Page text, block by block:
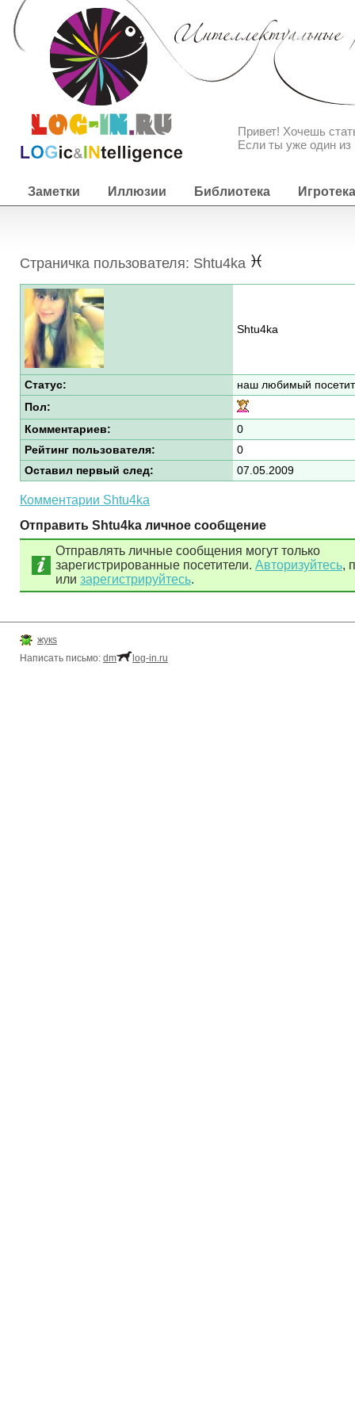
Привет! Хочешь
Если ты уже один из
Заметки Иллюзии Библиотека Игротека
Страничка пользователя: Shtu4ka
Shtu4ka
Статус:
наш любимый
Пол:
Комментариев:
0
Рейтинг пользователя:
0
Оставил первый след:
07.05.2009
Комментарии Shtu4ka
Отправить Shtu4ka личное сообщение
Отправлять личные сообщения могут только
зарегистрированные посетители. Авторизуйтесь,
или зарегистрируйтесь.
жукs
Написать письмо: dm log-in.ru